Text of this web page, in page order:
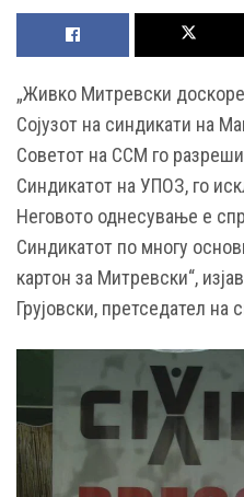
„Живко Митревски
Сојузот на синдикати на
Советот на ССМ го разреши
Синдикатот на УПОЗ, го
Неговото однесување е
Синдикатот по многу
картон за Митревски“,
Грујовски, претседател на